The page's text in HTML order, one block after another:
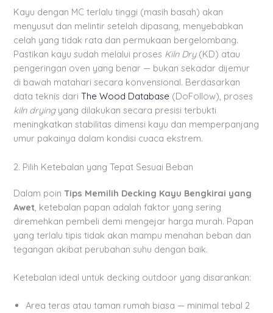
Kayu dengan MC terlalu tinggi (masih basah) akan
menyusut dan melintir setelah dipasang, menyebabkan
celah yang tidak rata dan permukaan bergelombang.
Pastikan kayu sudah melalui proses Kiln Dry(KD) atau
pengeringan oven yang benar — bukan sekadar dijemur
di bawah matahari secara konvensional. Berdasarkan
data teknis dariThe Wood Database (DoFollow), proses
kiln dryingyang dilakukan secara presisi terbukti
meningkatkan stabilitas dimensi kayu dan memperpanjang
umur pakainya dalam kondisi cuaca ekstrem.
2. Pilih Ketebalan yang Tepat Sesuai Beban
Dalam poinTips Memilih Decking Kayu Bengkirai yang
Awet , ketebalan papan adalah faktor yang sering
diremehkan pembeli demi mengejar harga murah. Papan
yang terlalu tipis tidak akan mampu menahan beban dan
tegangan akibat perubahan suhu dengan baik.
Ketebalan ideal untuk decking outdoor yang disarankan:
Area teras atau taman rumah biasa — minimal tebal 2